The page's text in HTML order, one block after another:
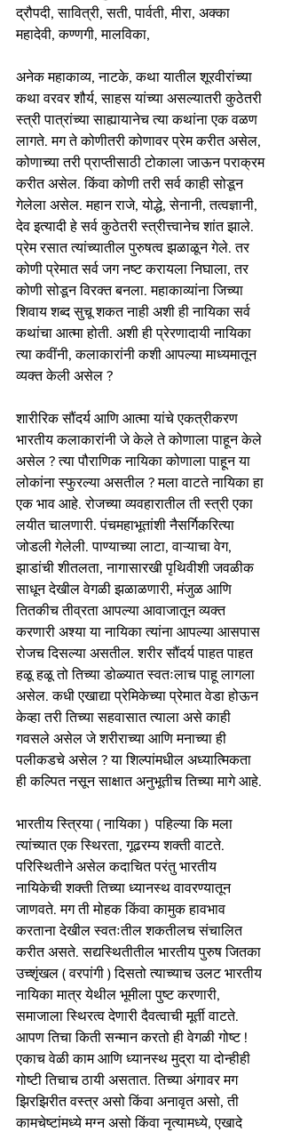
द्रौपदी, सावित्री, सती, पार्वती, मीरा, अक्का
महादेवी, कण्णगी, मालविका,
अनेक महाकाव्य, नाटके, कथा यातील शूरवीरांच्या
कथा वरवर शौर्य, साहस यांच्या असल्यातरी कुठेतरी
स्त्री पात्रांच्या साह्यायानेच त्या कथांना एक वळण
लागते. मग ते कोणीतरी कोणावर प्रेम करीत असेल,
कोणाच्या तरी प्राप्तीसाठी टोकाला जाऊन पराक्रम
करीत असेल. किंवा कोणी तरी सर्व काही सोडून
गेलेला असेल. महान राजे, योद्धे, सेनानी, तत्वज्ञानी,
देव इत्यादी हे सर्व कुठेतरी स्त्रीत्त्वानेच शांत झाले.
प्रेम रसात त्यांच्यातील पुरुषत्व झळाळून गेले. तर
कोणी प्रेमात सर्व जग नष्ट करायला निघाला, तर
कोणी सोडून विरक्त बनला. महाकाव्यांना जिच्या
शिवाय शब्द सुचू शकत नाही अशी ही नायिका सर्व
कथांचा आत्मा होती. अशी ही प्रेरणादायी नायिका
त्या कवींनी, कलाकारांनी कशी आपल्या माध्यमातून
व्यक्त केली असेल ?
शारीरिक सौंदर्य आणि आत्मा यांचे एकत्रीकरण
भारतीय कलाकारांनी जे केले ते कोणाला पाहून केले
असेल ? त्या पौराणिक नायिका कोणाला पाहून या
लोकांना स्फुरल्या असतील ? मला वाटते नायिका हा
एक भाव आहे. रोजच्या व्यवहारातील ती स्त्री एका
लयीत चालणारी. पंचमहाभूतांशी नैसर्गिकरित्या
जोडली गेलेली. पाण्याच्या लाटा, वाऱ्याचा वेग,
झाडांची शीतलता, नागासारखी पृथिवीशी जवळीक
साधून देखील वेगळी झळाळणारी, मंजुळ आणि
तितकीच तीव्रता आपल्या आवाजातून व्यक्त
करणारी अश्या या नायिका त्यांना आपल्या आसपास
रोजच दिसल्या असतील. शरीर सौंदर्य पाहत पाहत
हळू हळू तो तिच्या डोळ्यात स्वतःलाच पाहू लागला
असेल. कधी एखाद्या प्रेमिकेच्या प्रेमात वेडा होऊन
केव्हा तरी तिच्या सहवासात त्याला असे काही
गवसले असेल जे शरीराच्या आणि मनाच्या ही
पलीकडचे असेल ? या शिल्पांमधील अध्यात्मिकता
ही कल्पित नसून साक्षात अनुभूतीच तिच्या मागे आहे.
भारतीय स्त्रिया ( नायिका )  पहिल्या कि मला
त्यांच्यात एक स्थिरता, गूढरम्य शक्ती वाटते.
परिस्थितीने असेल कदाचित परंतु भारतीय
नायिकेची शक्ती तिच्या ध्यानस्थ वावरण्यातून
जाणवते. मग ती मोहक किंवा कामुक हावभाव
करताना देखील स्वतःतील शकतीलच संचालित
करीत असते. सद्यस्थितीतील भारतीय पुरुष जितका
उच्शृंखल ( वरपांगी ) दिसतो त्याच्याच उलट भारतीय
नायिका मात्र येथील भूमीला पुष्ट करणारी,
समाजाला स्थिरत्व देणारी दैवत्वाची मूर्ती वाटते.
आपण तिचा किती सन्मान करतो ही वेगळी गोष्ट !
एकाच वेळी काम आणि ध्यानस्थ मुद्रा या दोन्हीही
गोष्टी तिचाच ठायी असतात. तिच्या अंगावर मग
झिरझिरीत वस्त्र असो किंवा अनावृत असो, ती
कामचेष्टांमध्ये मग्न असो किंवा नृत्यामध्ये, एखादे